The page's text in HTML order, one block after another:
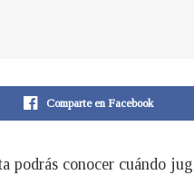
Comparte en Facebook
podrás conocer cuándo